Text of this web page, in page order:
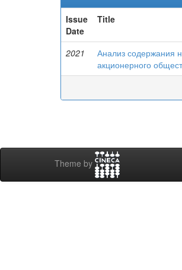
Issue
Date
Title
2021
Анализ содержания
акционерного
Theme by